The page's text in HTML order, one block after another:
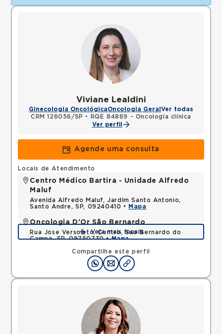
Viviane Lealdini
Ginecologia OncológicaOncologia Geral Ver todas
CRM 126056/SP •
RQE 84869 - Oncologia clínica
Ver perfil
Agende uma consulta
Compartilhe este perfil
Locais de Atendimento
Centro Médico Bartira - Unidade Alfredo
Maluf
Avenida Alfredo Maluf, Jardim Santo Antonio,
Santo Andre, SP, 09240410 •
Mapa
Oncologia D'Or São Bernardo
Rua Jose Versolato, Centro, Sao Bernardo do
Campo, SP, 09750730 •Mapa
Veja mais locais